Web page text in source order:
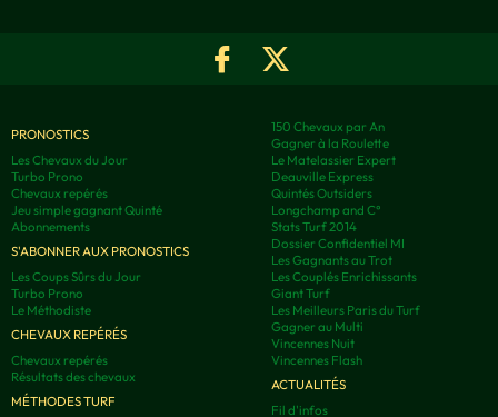
PRONOSTICS
Les Chevaux du Jour
Turbo Prono
Chevaux repérés
Jeu simple gagnant Quinté
Abonnements
S'ABONNER AUX PRONOSTICS
Les Coups Sûrs du Jour
Turbo Prono
Le Méthodiste
CHEVAUX REPÉRÉS
Chevaux repérés
Résultats des chevaux
MÉTHODES TURF
150 Chevaux par An
Gagner à la Roulette
Le Matelassier Expert
Deauville Express
Quintés Outsiders
Longchamp and C°
Stats Turf 2014
Dossier Confidentiel MI
Les Gagnants au Trot
Les Couplés Enrichissants
Giant Turf
Les Meilleurs Paris du Turf
Gagner au Multi
Vincennes Nuit
Vincennes Flash
ACTUALITÉS
Fil d'infos